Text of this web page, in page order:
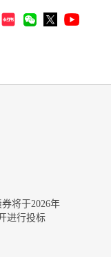
将于2026年
进行投标